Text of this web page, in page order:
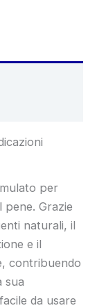
per
pene. Grazie
naturali, il
e il
contribuendo
sua
da usare